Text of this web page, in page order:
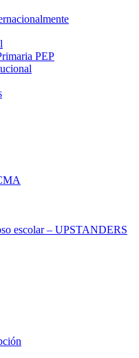
PEP
escolar – UPSTANDERS